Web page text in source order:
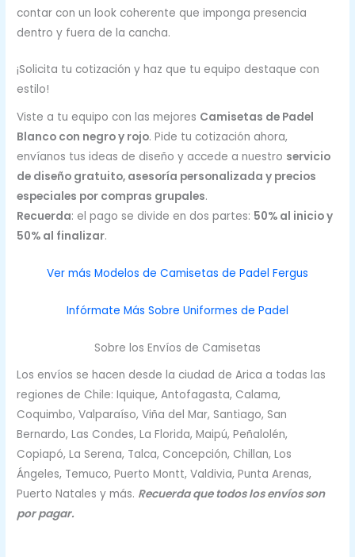
contar con un look coherente que imponga presencia
dentro y fuera de la cancha.
¡Solicita tu cotización y haz que tu equipo destaque con
estilo!
Viste a tu equipo con las mejores Camisetas de Padel
Blanco con negro y rojo. Pide tu cotización ahora,
envíanos tus ideas de diseño y accede a nuestro servicio
de diseño gratuito, asesoría personalizada y precios
especiales por compras grupales.
Recuerda: el pago se divide en dos partes: 50% al inicio y
50% al finalizar.
Ver más Modelos de Camisetas de Padel Fergus
Infórmate Más Sobre Uniformes de Padel
Sobre los Envíos de Camisetas
Los envíos se hacen desde la ciudad de Arica a todas las
regiones de Chile: Iquique, Antofagasta, Calama,
Coquimbo, Valparaíso, Viña del Mar, Santiago, San
Bernardo, Las Condes, La Florida, Maipú, Peñalolén,
Copiapó, La Serena, Talca, Concepción, Chillan, Los
Ángeles, Temuco, Puerto Montt, Valdivia, Punta Arenas,
Puerto Natales y más. Recuerda que todos los envíos son
por pagar.